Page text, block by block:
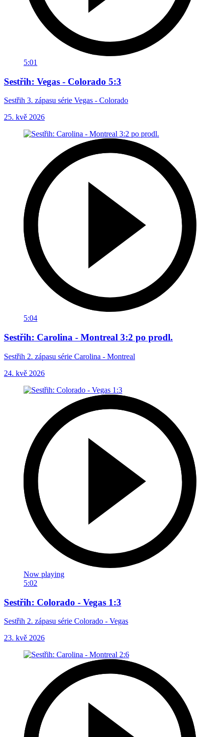
5:01
Sestřih: Vegas - Colorado 5:3
Sestřih 3. zápasu série Vegas - Colorado
25. kvě 2026
5:04
Sestřih: Carolina - Montreal 3:2 po prodl.
Sestřih 2. zápasu série Carolina - Montreal
24. kvě 2026
Now playing
5:02
Sestřih: Colorado - Vegas 1:3
Sestřih 2. zápasu série Colorado - Vegas
23. kvě 2026